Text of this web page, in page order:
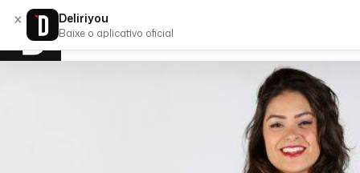
× Deliriyou
Baixe o aplicativo oficial